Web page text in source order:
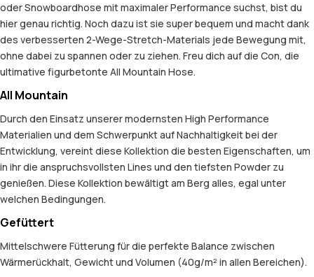
oder Snowboardhose mit maximaler Performance suchst, bist du
hier genau richtig. Noch dazu ist sie super bequem und macht dank
des verbesserten 2-Wege-Stretch-Materials jede Bewegung mit,
ohne dabei zu spannen oder zu ziehen. Freu dich auf die Con, die
ultimative figurbetonte All Mountain Hose.
All Mountain
Durch den Einsatz unserer modernsten High Performance
Materialien und dem Schwerpunkt auf Nachhaltigkeit bei der
Entwicklung, vereint diese Kollektion die besten Eigenschaften, um
in ihr die anspruchsvollsten Lines und den tiefsten Powder zu
genießen. Diese Kollektion bewältigt am Berg alles, egal unter
welchen Bedingungen.
Gefüttert
Mittelschwere Fütterung für die perfekte Balance zwischen
Wärmerückhalt, Gewicht und Volumen (40g/m² in allen Bereichen).